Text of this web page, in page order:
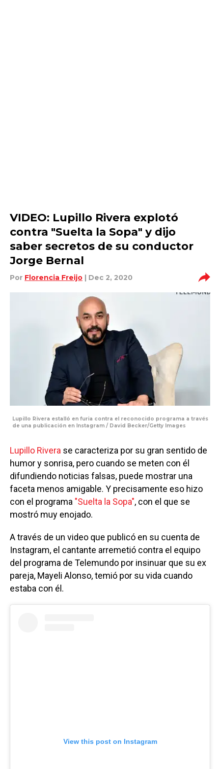
VIDEO: Lupillo Rivera explotó
contra "Suelta la Sopa" y dijo
saber secretos de su conductor
Jorge Bernal
Por Florencia Freijo | Dec 2, 2020
Lupillo Rivera estalló en furia contra el reconocido programa a través
de una publicación en Instagram / David Becker/Getty Images
Lupillo Rivera se caracteriza por su gran sentido de
humor y sonrisa, pero cuando se meten con él
difundiendo noticias falsas, puede mostrar una
faceta menos amigable. Y precisamente eso hizo
con el programa "Suelta la Sopa", con el que se
mostró muy enojado.
A través de un video que publicó en su cuenta de
Instagram, el cantante arremetió contra el equipo
del programa de Telemundo por insinuar que su ex
pareja, Mayeli Alonso, temió por su vida cuando
estaba con él.
View this post on Instagram